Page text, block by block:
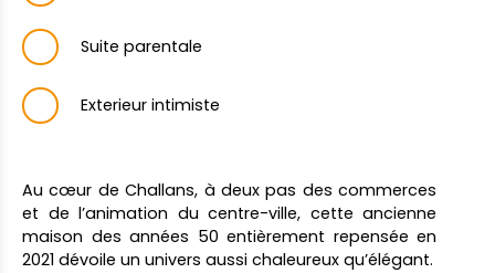
Suite parentale
Exterieur intimiste
Au cœur de Challans, à deux pas des commerces
et de l’animation du centre-ville, cette ancienne
maison des années 50 entièrement repensée en
2021 dévoile un univers aussi chaleureux qu’élégant.